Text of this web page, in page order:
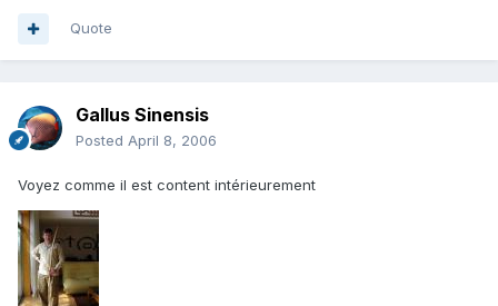
Quote
Gallus Sinensis
Posted April 8, 2006
Voyez comme il est content intérieurement